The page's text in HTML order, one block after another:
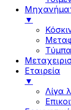
▼
Εταιρεία
▼
Λίγα